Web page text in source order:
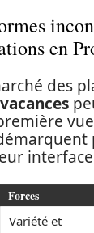
en
des
Forces
Variété et